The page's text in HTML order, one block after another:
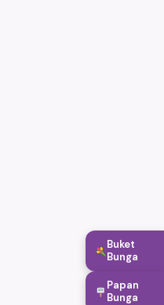
Buket
Bunga
Papan
Bunga